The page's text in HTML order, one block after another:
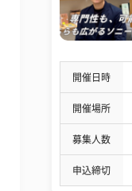
開催日時
開催場所
募集人数
申込締切